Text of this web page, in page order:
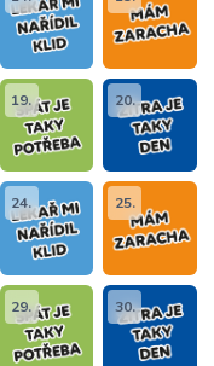
19. 20.
24. 25.
29. 30.